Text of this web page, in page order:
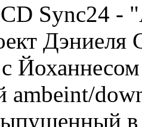
Sync24 -
Дэниеля
ambeint/
в